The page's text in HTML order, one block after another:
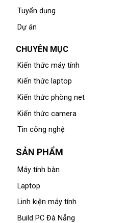
Tuyển dụng
Dự án
CHUYÊN MỤC
Kiến thức máy tính
Kiến thức laptop
Kiến thức phòng net
Kiến thức camera
Tin công nghệ
SẢN PHẨM
Máy tính bàn
Laptop
Linh kiện máy tính
Build PC Đà Nẵng